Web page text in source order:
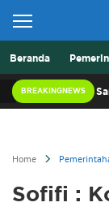
Malut
Beranda
BREAKINGNEWS
Sambut
Home
Sofifi :